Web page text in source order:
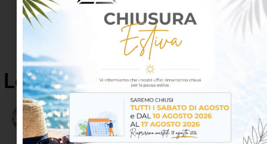
cerca innovazione, efficienza e semplicità di utilizzo in
ogni ambiente sottotetto.
Le opinioni dei nostri clienti
4.8
Basato su 65 recensioni
powered byGoogl